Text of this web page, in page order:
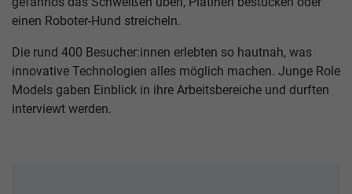
einen Roboter-Hund streicheln.
Die rund 400 Besucher:innen erlebten so hautnah, was
innovative Technologien alles möglich machen. Junge Role
Models gaben Einblick in ihre Arbeitsbereiche und durften
interviewt werden.